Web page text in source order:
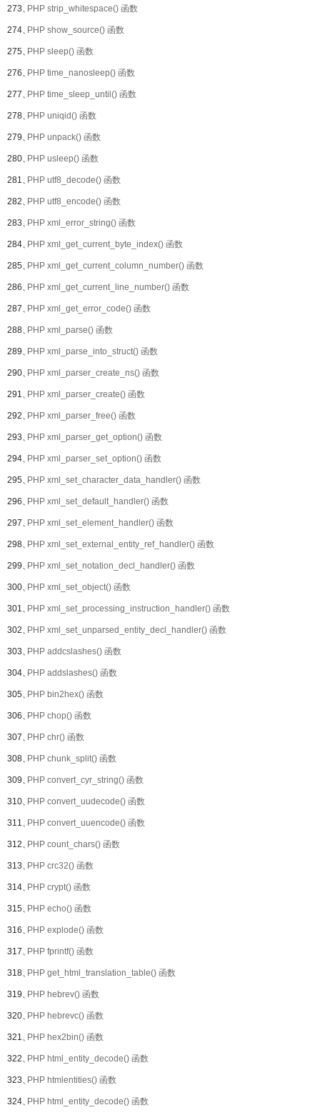
273、PHP strip_whitespace() 函数
274、PHP show_source() 函数
275、PHP sleep() 函数
276、PHP time_nanosleep() 函数
277、PHP time_sleep_until() 函数
278、PHP uniqid() 函数
279、PHP unpack() 函数
280、PHP usleep() 函数
281、PHP utf8_decode() 函数
282、PHP utf8_encode() 函数
283、PHP xml_error_string() 函数
284、PHP xml_get_current_byte_index() 函数
285、PHP xml_get_current_column_number() 函数
286、PHP xml_get_current_line_number() 函数
287、PHP xml_get_error_code() 函数
288、PHP xml_parse() 函数
289、PHP xml_parse_into_struct() 函数
290、PHP xml_parser_create_ns() 函数
291、PHP xml_parser_create() 函数
292、PHP xml_parser_free() 函数
293、PHP xml_parser_get_option() 函数
294、PHP xml_parser_set_option() 函数
295、PHP xml_set_character_data_handler() 函数
296、PHP xml_set_default_handler() 函数
297、PHP xml_set_element_handler() 函数
298、PHP xml_set_external_entity_ref_handler() 函数
299、PHP xml_set_notation_decl_handler() 函数
300、PHP xml_set_object() 函数
301、PHP xml_set_processing_instruction_handler() 函数
302、PHP xml_set_unparsed_entity_decl_handler() 函数
303、PHP addcslashes() 函数
304、PHP addslashes() 函数
305、PHP bin2hex() 函数
306、PHP chop() 函数
307、PHP chr() 函数
308、PHP chunk_split() 函数
309、PHP convert_cyr_string() 函数
310、PHP convert_uudecode() 函数
311、PHP convert_uuencode() 函数
312、PHP count_chars() 函数
313、PHP crc32() 函数
314、PHP crypt() 函数
315、PHP echo() 函数
316、PHP explode() 函数
317、PHP fprintf() 函数
318、PHP get_html_translation_table() 函数
319、PHP hebrev() 函数
320、PHP hebrevc() 函数
321、PHP hex2bin() 函数
322、PHP html_entity_decode() 函数
323、PHP htmlentities() 函数
324、PHP html_entity_decode() 函数